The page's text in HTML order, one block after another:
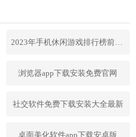
2023年手机休闲游戏排行榜前十名
浏览器app下载安装免费官网
社交软件免费下载安装大全最新
桌面美化软件app下载安卓版